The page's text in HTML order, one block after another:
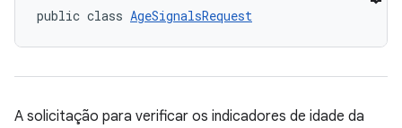
public class AgeSignalsRequest
A solicitação para verificar os indicadores de idade da